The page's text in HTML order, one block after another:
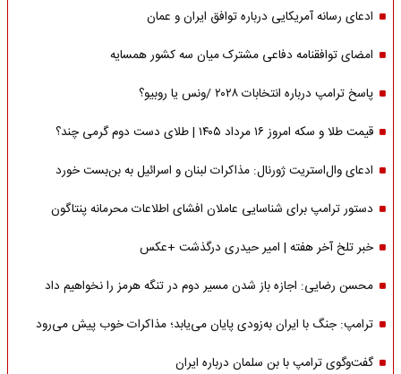
ادعای رسانه آمریکایی درباره توافق ایران و عمان
امضای توافقنامه دفاعی مشترک میان سه کشور همسایه
پاسخ ترامپ درباره انتخابات ۲۰۲۸ /ونس یا روبیو؟
قیمت طلا و سکه امروز ۱۶ مرداد ۱۴۰۵ | طلای دست دوم گرمی چند؟
ادعای وال‌استریت ژورنال: مذاکرات لبنان و اسرائیل به بن‌بست خورد
دستور ترامپ برای شناسایی عاملان افشای اطلاعات محرمانه پنتاگون
خبر تلخ آخر هفته | امیر حیدری درگذشت +عکس
محسن رضایی: اجازه باز شدن مسیر دوم در تنگه هرمز را نخواهیم داد
ترامپ: جنگ با ایران به‌زودی پایان می‌یابد؛ مذاکرات خوب پیش می‌رود
گفت‌وگوی ترامپ با بن سلمان درباره ایران